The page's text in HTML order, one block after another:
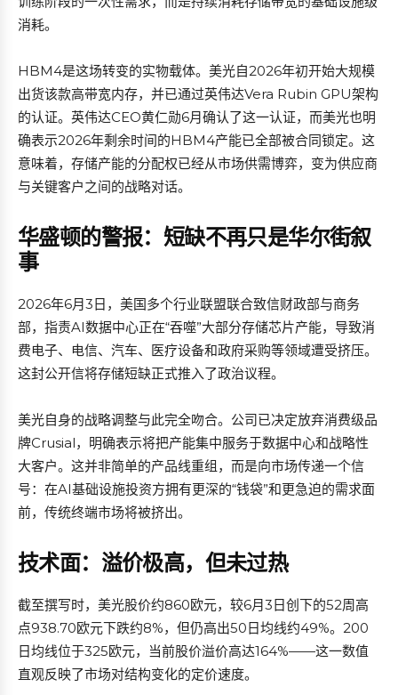
消耗。
HBM4是这场转变的实物载体。美光自2026年初开始大规模
出货该款高带宽内存，并已通过英伟达Vera Rubin GPU架构
的认证。英伟达CEO黄仁勋6月确认了这一认证，而美光也明
确表示2026年剩余时间的HBM4产能已全部被合同锁定。这
意味着，存储产能的分配权已经从市场供需博弈，变为供应商
与关键客户之间的战略对话。
华盛顿的警报：短缺不再只是华尔街叙
事
2026年6月3日，美国多个行业联盟联合致信财政部与商务
部，指责AI数据中心正在“吞噬”大部分存储芯片产能，导致消
费电子、电信、汽车、医疗设备和政府采购等领域遭受挤压。
这封公开信将存储短缺正式推入了政治议程。
美光自身的战略调整与此完全吻合。公司已决定放弃消费级品
牌Crusial，明确表示将把产能集中服务于数据中心和战略性
大客户。这并非简单的产品线重组，而是向市场传递一个信
号：在AI基础设施投资方拥有更深的“钱袋”和更急迫的需求面
前，传统终端市场将被挤出。
技术面：溢价极高，但未过热
截至撰写时，美光股价约860欧元，较6月3日创下的52周高
点938.70欧元下跌约8%，但仍高出50日均线约49%。200
日均线位于325欧元，当前股价溢价高达164%——这一数值
直观反映了市场对结构变化的定价速度。